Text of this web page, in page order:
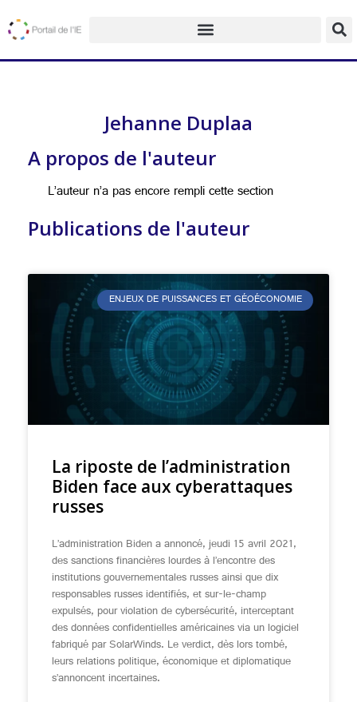
Jehanne Duplaa
A propos de l'auteur
L’auteur n’a pas encore rempli cette section
Publications de l'auteur
ENJEUX DE PUISSANCES ET GÉOÉCONOMIE
La riposte de l’administration
Biden face aux cyberattaques
russes
L’administration Biden a annoncé, jeudi 15 avril 2021,
des sanctions financières lourdes à l’encontre des
institutions gouvernementales russes ainsi que dix
responsables russes identifiés, et sur-le-champ
expulsés, pour violation de cybersécurité, interceptant
des données confidentielles américaines via un logiciel
fabriqué par SolarWinds. Le verdict, dès lors tombé,
leurs relations politique, économique et diplomatique
s’annoncent incertaines.